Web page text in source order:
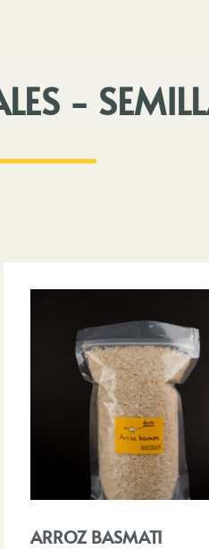
-
ARROZ BASMATI